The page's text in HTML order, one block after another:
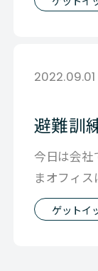
2022.09.01
避難訓
今日は会社
まオフィ
がブカブカ
ゲットイ